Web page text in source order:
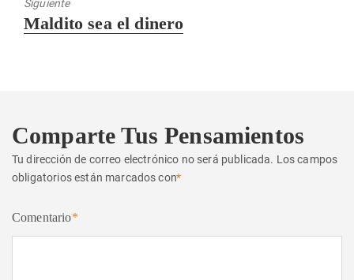
Siguiente
Entrada
Maldito sea el dinero
Comparte Tus Pensamientos
Tu dirección de correo electrónico no será publicada. Los campos
obligatorios están marcados con*
Comentario*